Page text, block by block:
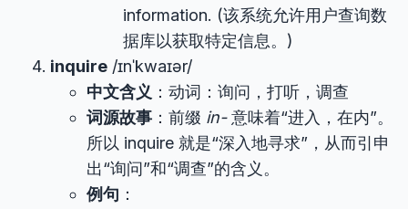
information. (该系统允许用户查询数
据库以获取特定信息。)
inquire /ɪnˈkwaɪər/
中文含义 ：动词：询问，打听，调查
词源故事 ：前缀 in-意味着“进入，在内”。
所以 inquire 就是“深入地寻求”，从而引申
出“询问”和“调查”的含义。
例句 ：